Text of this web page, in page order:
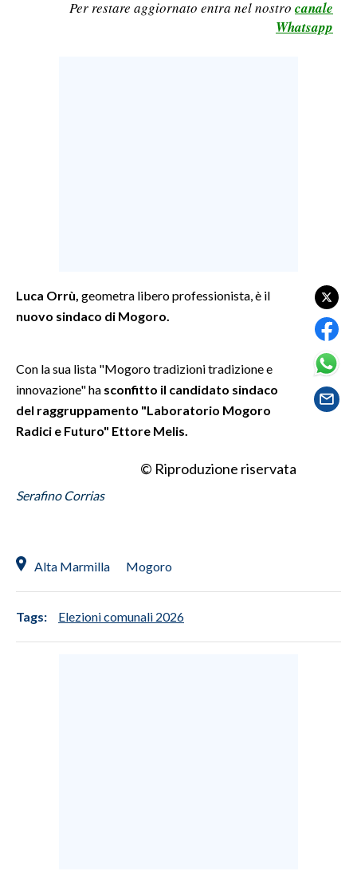
TENNIS
ALTRI SPORT
SPETTACOLI
GOSSIP
NOTIZIE
EVENTI
Per restare aggiornato entra nel nostro canale
Whatsapp
Luca Orrù, geometra libero professionista, è il
nuovo sindaco di Mogoro.
Con la sua lista "Mogoro tradizioni tradizione e
innovazione" ha sconfitto il candidato sindaco
del raggruppamento "Laboratorio Mogoro
Radici e Futuro" Ettore Melis.
© Riproduzione riservata
Serafino Corrias
Alta Marmilla Mogoro
Tags: Elezioni comunali 2026